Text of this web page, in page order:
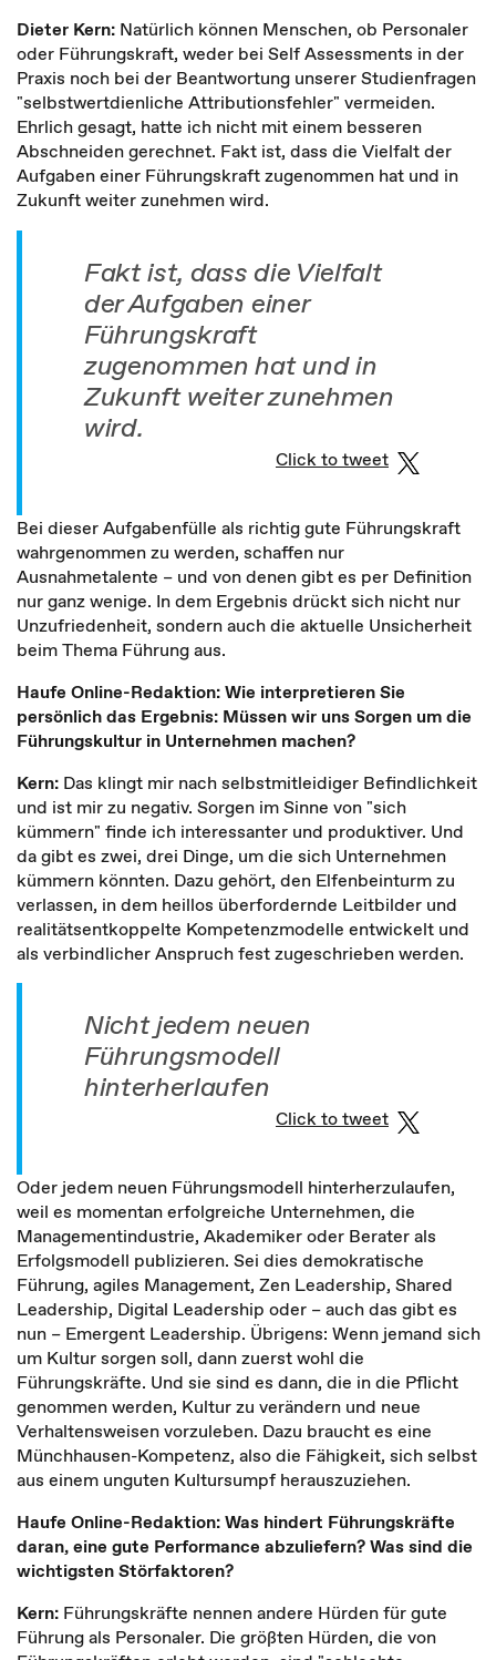
Dieter Kern: Natürlich können Menschen, ob Personaler
oder Führungskraft, weder bei Self Assessments in der
Praxis noch bei der Beantwortung unserer Studienfragen
"selbstwertdienliche Attributionsfehler" vermeiden.
Ehrlich gesagt, hatte ich nicht mit einem besseren
Abschneiden gerechnet. Fakt ist, dass die Vielfalt der
Aufgaben einer Führungskraft zugenommen hat und in
Zukunft weiter zunehmen wird.
Fakt ist, dass die Vielfalt
der Aufgaben einer
Führungskraft
zugenommen hat und in
Zukunft weiter zunehmen
wird.
Click to tweet
Bei dieser Aufgabenfülle als richtig gute Führungskraft
wahrgenommen zu werden, schaffen nur
Ausnahmetalente – und von denen gibt es per Definition
nur ganz wenige. In dem Ergebnis drückt sich nicht nur
Unzufriedenheit, sondern auch die aktuelle Unsicherheit
beim Thema Führung aus.
Haufe Online-Redaktion: Wie interpretieren Sie
persönlich das Ergebnis: Müssen wir uns Sorgen um die
Führungskultur in Unternehmen machen?
Kern: Das klingt mir nach selbstmitleidiger Befindlichkeit
und ist mir zu negativ. Sorgen im Sinne von "sich
kümmern" finde ich interessanter und produktiver. Und
da gibt es zwei, drei Dinge, um die sich Unternehmen
kümmern könnten. Dazu gehört, den Elfenbeinturm zu
verlassen, in dem heillos überfordernde Leitbilder und
realitätsentkoppelte Kompetenzmodelle entwickelt und
als verbindlicher Anspruch fest zugeschrieben werden.
Nicht jedem neuen
Führungsmodell
hinterherlaufen
Click to tweet
Oder jedem neuen Führungsmodell hinterherzulaufen,
weil es momentan erfolgreiche Unternehmen, die
Managementindustrie, Akademiker oder Berater als
Erfolgsmodell publizieren. Sei dies demokratische
Führung, agiles Management, Zen Leadership, Shared
Leadership, Digital Leadership oder – auch das gibt es
nun – Emergent Leadership. Übrigens: Wenn jemand sich
um Kultur sorgen soll, dann zuerst wohl die
Führungskräfte. Und sie sind es dann, die in die Pflicht
genommen werden, Kultur zu verändern und neue
Verhaltensweisen vorzuleben. Dazu braucht es eine
Münchhausen-Kompetenz, also die Fähigkeit, sich selbst
aus einem unguten Kultursumpf herauszuziehen.
Haufe Online-Redaktion: Was hindert Führungskräfte
daran, eine gute Performance abzuliefern? Was sind die
wichtigsten Störfaktoren?
Kern: Führungskräfte nennen andere Hürden für gute
Führung als Personaler. Die größten Hürden, die von